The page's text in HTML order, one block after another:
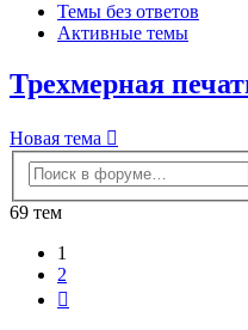
Темы без ответов
Активные темы
Трехмерная
Новая тема
69 тем
1
2